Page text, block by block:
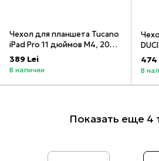
Чехол для планшета Tucano
iPad Pro 11 дюймов M4, 2024
г., сатиновый, сине-черный
389 Lei
В наличии
11
474
В
Показать еще 4